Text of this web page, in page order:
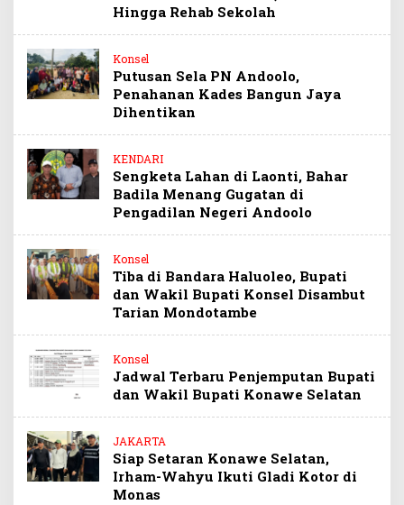
Hingga Rehab Sekolah
Konsel
Putusan Sela PN Andoolo,
Penahanan Kades Bangun Jaya
Dihentikan
KENDARI
Sengketa Lahan di Laonti, Bahar
Badila Menang Gugatan di
Pengadilan Negeri Andoolo
Konsel
Tiba di Bandara Haluoleo, Bupati
dan Wakil Bupati Konsel Disambut
Tarian Mondotambe
Konsel
Jadwal Terbaru Penjemputan Bupati
dan Wakil Bupati Konawe Selatan
JAKARTA
Siap Setaran Konawe Selatan,
Irham-Wahyu Ikuti Gladi Kotor di
Monas